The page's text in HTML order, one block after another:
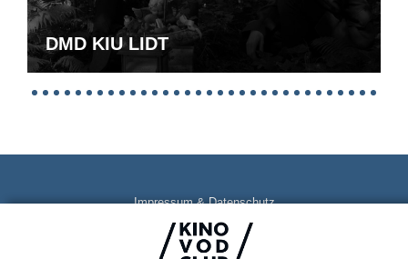
DMD KIU LIDT
Impressum & Datenschutz
AGB
Kontakt